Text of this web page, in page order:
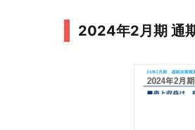
2024年2月期 通